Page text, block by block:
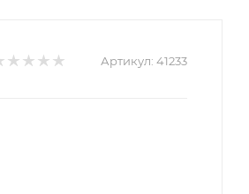
Артикул: 41233